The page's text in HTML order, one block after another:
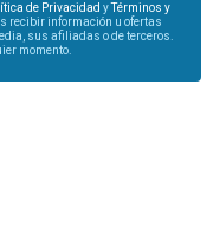
de Privacidad y
Términos y
recibir información u ofertas
sus afiliadas o de terceros.
momento.